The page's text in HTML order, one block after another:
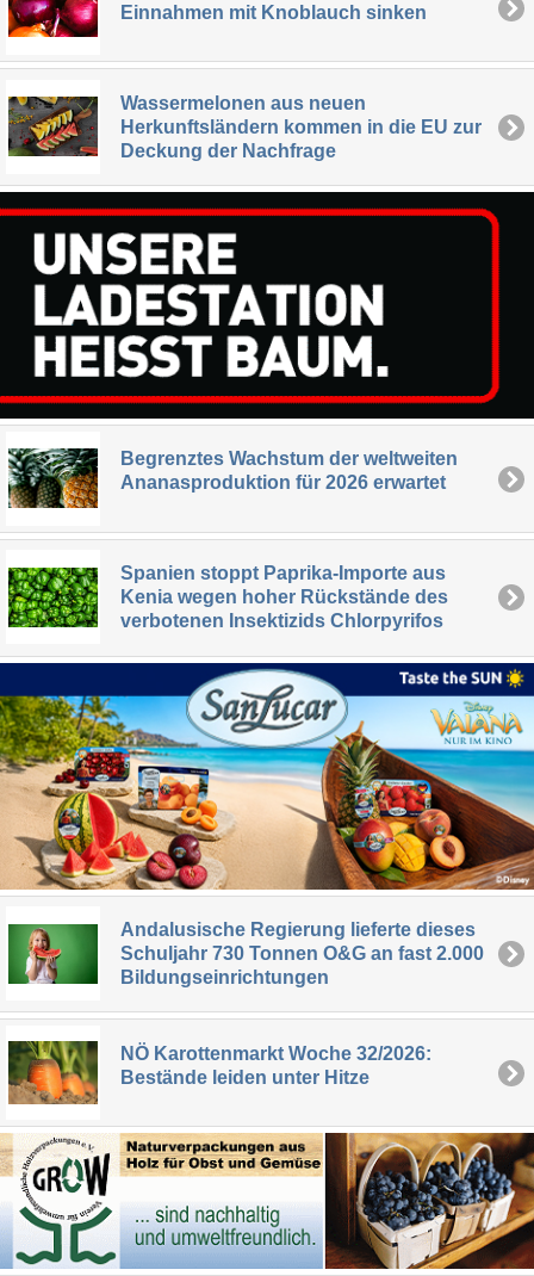
Einnahmen mit Knoblauch sinken
Wassermelonen aus neuen
Herkunftsländern kommen in die EU zur
Deckung der Nachfrage
Begrenztes Wachstum der weltweiten
Ananasproduktion für 2026 erwartet
Spanien stoppt Paprika-Importe aus
Kenia wegen hoher Rückstände des
verbotenen Insektizids Chlorpyrifos
Andalusische Regierung lieferte dieses
Schuljahr 730 Tonnen O&G an fast 2.000
Bildungseinrichtungen
NÖ Karottenmarkt Woche 32/2026:
Bestände leiden unter Hitze